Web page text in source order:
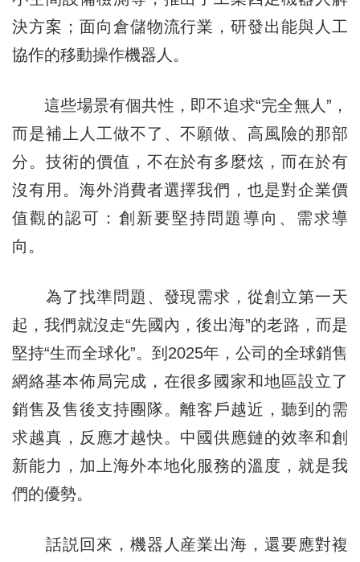
決方案；面向倉儲物流行業，研發出能與人工
協作的移動操作機器人。
這些場景有個共性，即不追求“完全無人”，
而是補上人工做不了、不願做、高風險的那部
分。技術的價值，不在於有多麼炫，而在於有
沒有用。海外消費者選擇我們，也是對企業價
值觀的認可：創新要堅持問題導向、需求導
向。
為了找準問題、發現需求，從創立第一天
起，我們就沒走“先國內，後出海”的老路，而是
堅持“生而全球化”。到2025年，公司的全球銷售
網絡基本佈局完成，在很多國家和地區設立了
銷售及售後支持團隊。離客戶越近，聽到的需
求越真，反應才越快。中國供應鏈的效率和創
新能力，加上海外本地化服務的溫度，就是我
們的優勢。
話説回來，機器人産業出海，還要應對複